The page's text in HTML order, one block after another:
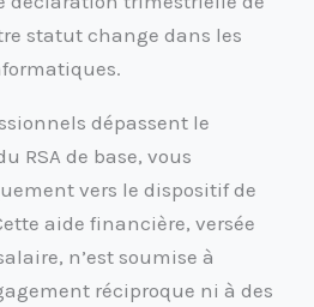
statut change dans les
dépassent le
RSA de base, vous
vers le dispositif de
aide financière, versée
n’est soumise à
réciproque ni à des